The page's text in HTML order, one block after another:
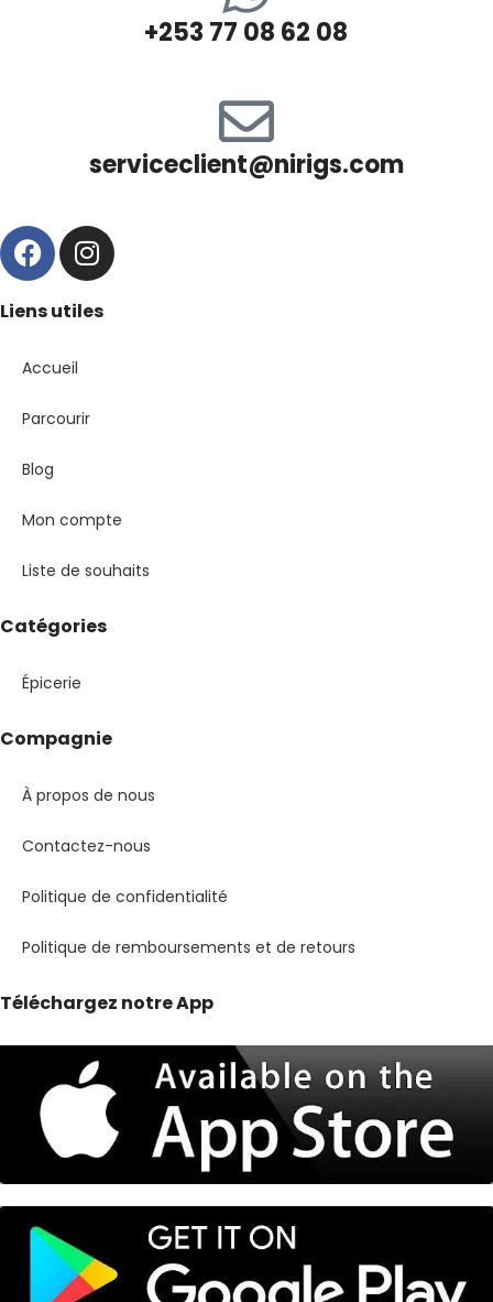
+253 77 08 62 08
serviceclient@nirigs.com
Liens utiles
Accueil
Parcourir
Blog
Mon compte
Liste de souhaits
Catégories
Épicerie
Compagnie
À propos de nous
Contactez-nous
Politique de confidentialité
Politique de remboursements et de retours
Téléchargez notre App